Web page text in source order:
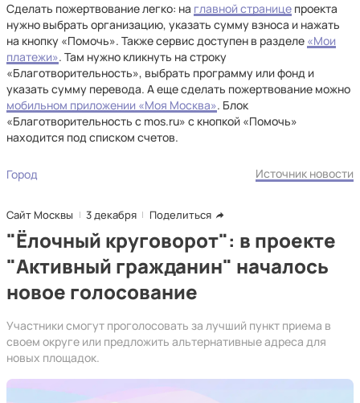
Сделать пожертвование легко: на главной странице проекта
нужно выбрать организацию, указать сумму взноса и нажать
на кнопку «Помочь». Также сервис доступен в разделе «Мои
платежи». Там нужно кликнуть на строку
«Благотворительность», выбрать программу или фонд и
указать сумму перевода. А еще сделать пожертвование можно
мобильном приложении «Моя Москва». Блок
«Благотворительность с mos.ru» с кнопкой «Помочь»
находится под списком счетов.
Город Источник новости
Сайт Москвы 3 декабря Поделиться
"Ёлочный круговорот": в проекте
"Активный гражданин" началось
новое голосование
Участники смогут проголосовать за лучший пункт приема в
своем округе или предложить альтернативные адреса для
новых площадок.